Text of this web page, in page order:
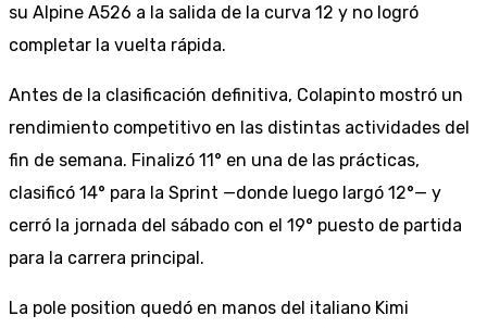
su Alpine A526 a la salida de la curva 12 y no logró
completar la vuelta rápida.
Antes de la clasificación definitiva, Colapinto mostró un
rendimiento competitivo en las distintas actividades del
fin de semana. Finalizó 11° en una de las prácticas,
clasificó 14° para la Sprint —donde luego largó 12°— y
cerró la jornada del sábado con el 19° puesto de partida
para la carrera principal.
La pole position quedó en manos del italiano Kimi